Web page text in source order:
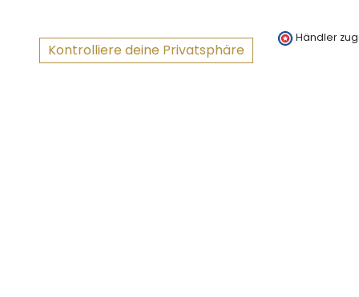
Kontrolliere deine Privatsphäre
Händler